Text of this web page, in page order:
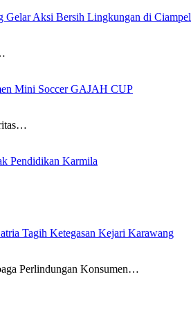
Gelar Aksi Bersih Lingkungan di Ciampel
Mini Soccer GAJAH CUP
Pendidikan Karmila
Tagih Ketegasan Kejari Karawang
Perlindungan Konsumen…